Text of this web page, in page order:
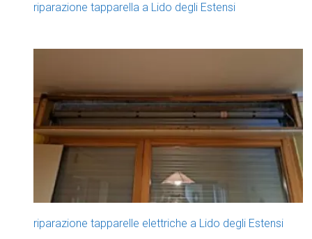
riparazione tapparella a Lido degli Estensi
riparazione tapparelle elettriche a Lido degli Estensi